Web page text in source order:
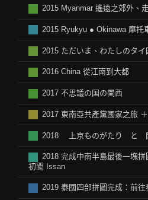
2015 Myanmar 遙遠之郊外、
2015 Ryukyu ● Okinawa 摩托
2015 ただいま、わたしのタイ
2016 China 從江南到大都
2017 不思議の国の関西
2017 東南亞共產黨國家之旅
2018 上京ものがたり と
2018 完成中南半島最後一塊
初闖 Issan
2019 泰國四部拼圖完成：前